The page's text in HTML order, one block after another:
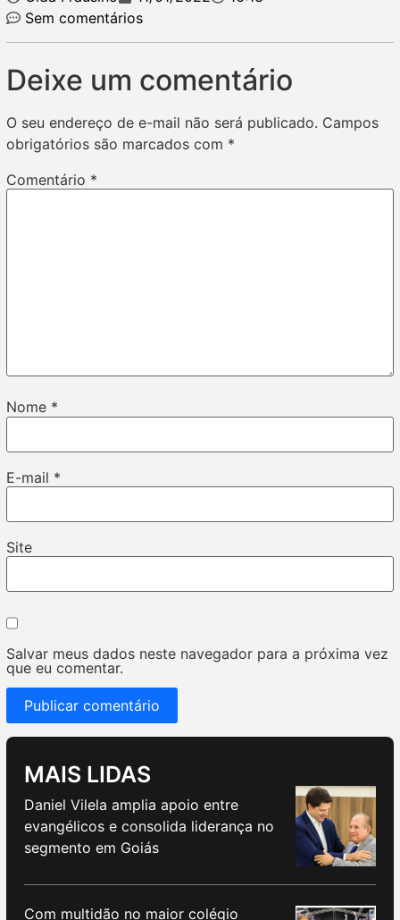
Sem comentários
Deixe um comentário
O seu endereço de e-mail não será publicado. Campos
obrigatórios são marcados com *
Comentário *
Nome *
E-mail *
Site
Salvar meus dados neste navegador para a próxima vez
que eu comentar.
MAIS LIDAS
Daniel Vilela amplia apoio entre
evangélicos e consolida liderança no
segmento em Goiás
Com multidão no maior colégio